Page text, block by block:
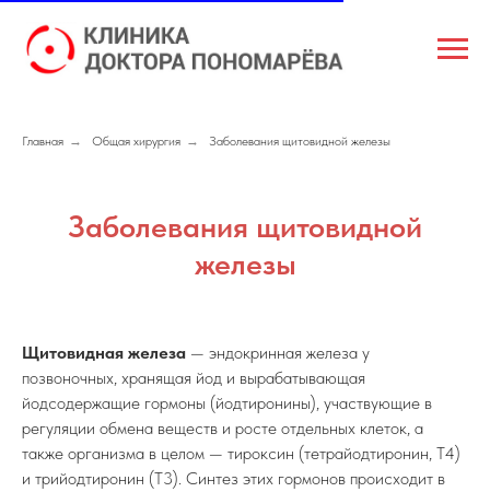
Главная → Общая хирургия → Заболевания щитовидной железы
Заболевания щитовидной
железы
Щитовидная железa — эндокринная железа у
позвоночных, хранящая йод и вырабатывающая
йодсодержащие гормоны (йодтиронины), участвующие в
регуляции обмена веществ и росте отдельных клеток, а
также организма в целом — тироксин (тетрайодтиронин, T4)
и трийодтиронин (T3). Синтез этих гормонов происходит в